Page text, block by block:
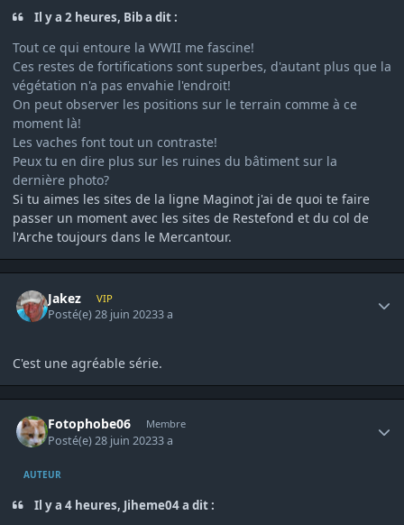
Il y a 2 heures, Bib a dit :
Tout ce qui entoure la WWII me fascine!
Ces restes de fortifications sont superbes, d'autant plus que la
végétation n'a pas envahie l'endroit!
On peut observer les positions sur le terrain comme à ce
moment là!
Les vaches font tout un contraste!
Peux tu en dire plus sur les ruines du bâtiment sur la
dernière photo?
Si tu aimes les sites de la ligne Maginot j'ai de quoi te faire
passer un moment avec les sites de Restefond et du col de
l'Arche toujours dans le Mercantour.
Jakez VIP
Posté(e)28 juin 20233 a
C'est une agréable série.
Fotophobe06 Membre
Posté(e)28 juin 20233 a
AUTEUR
Il y a 4 heures, Jiheme04 a dit :